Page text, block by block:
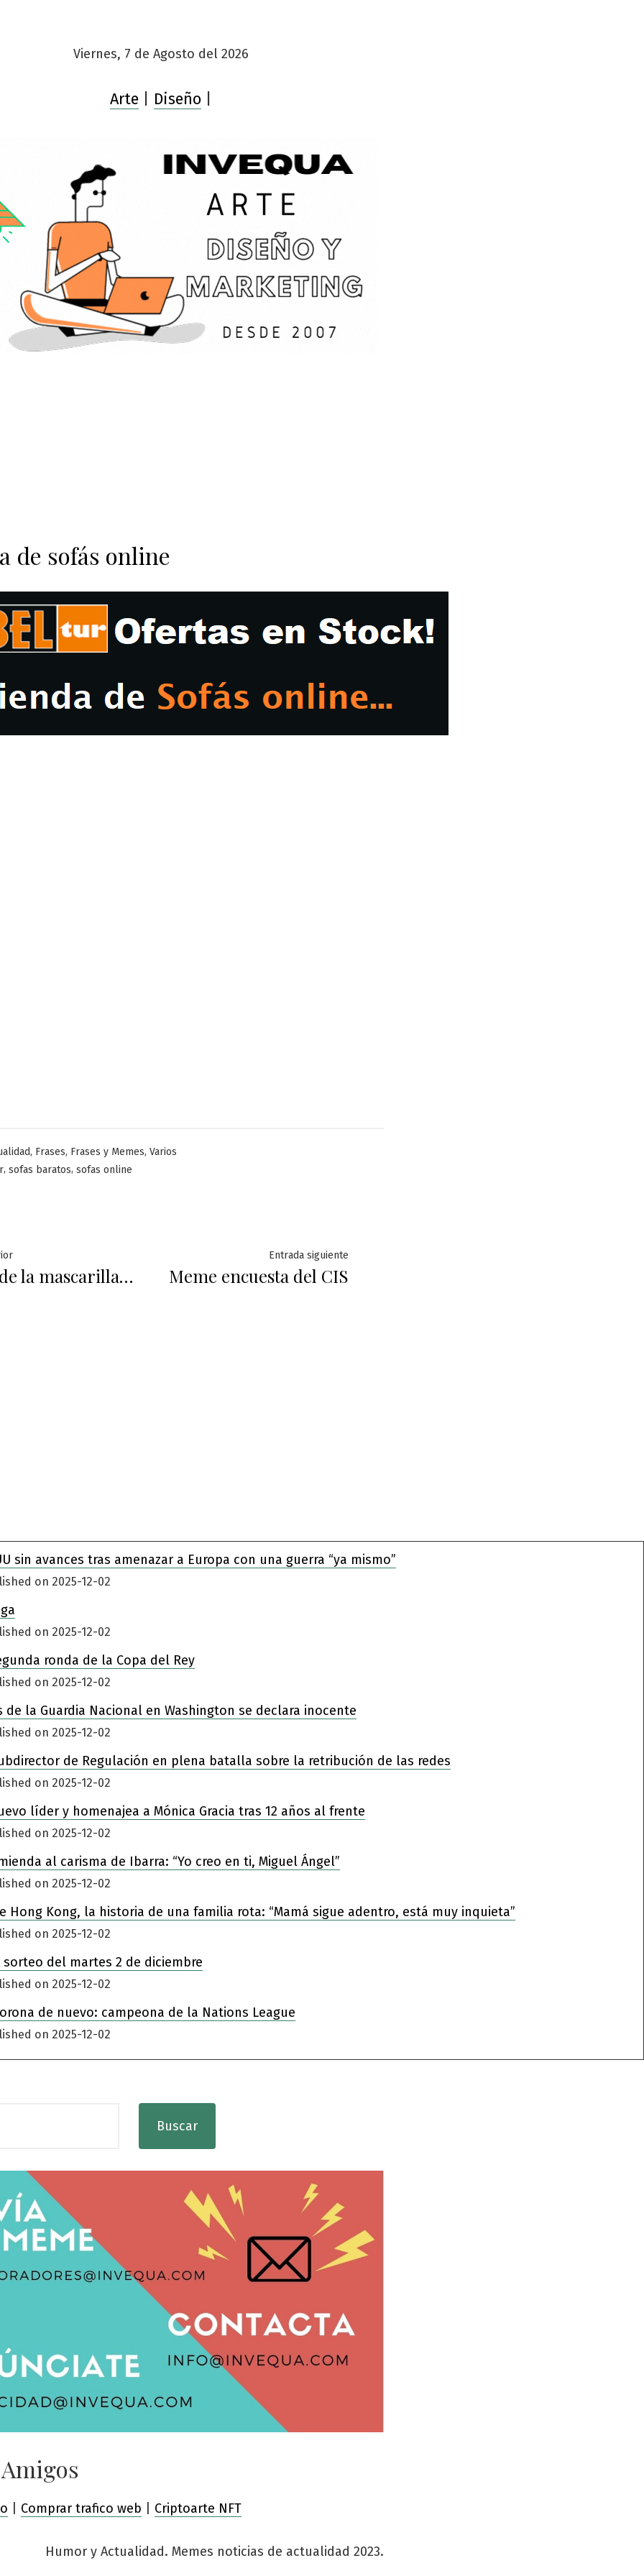
Viernes, 7 de Agosto del 2026
Arte Diseño
de sofás online
, Frases, Frases y Memes, Varios
, sofas baratos, sofas online
Entrada
anterior:
la mascarilla…
Entrada siguienteEntrada
siguiente:
Meme encuesta del CIS
sin avances tras amenazar a Europa con una guerra “ya mismo”
on 2025-12-02
on 2025-12-02
ronda de la Copa del Rey
on 2025-12-02
la Guardia Nacional en Washington se declara inocente
on 2025-12-02
de Regulación en plena batalla sobre la retribución de las redes
on 2025-12-02
líder y homenajea a Mónica Gracia tras 12 años al frente
on 2025-12-02
al carisma de Ibarra: “Yo creo en ti, Miguel Ángel”
on 2025-12-02
Kong, la historia de una familia rota: “Mamá sigue adentro, está muy inquieta”
on 2025-12-02
del martes 2 de diciembre
on 2025-12-02
de nuevo: campeona de la Nations League
on 2025-12-02
Buscar
Comprar trafico web Criptoarte NFT
Humor y Actualidad. Memes noticias de actualidad 2023.